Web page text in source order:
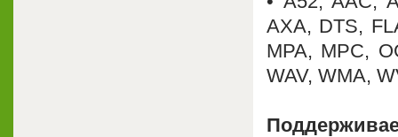
AXA, DTS,
MPA, MPC,
WAV, WMA,